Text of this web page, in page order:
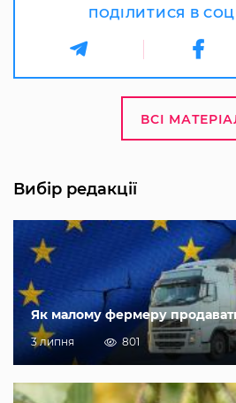
ПОДІЛИТИСЯ В
ВСІ
Вибір редакції
Як малому фермеру
3 липня 801